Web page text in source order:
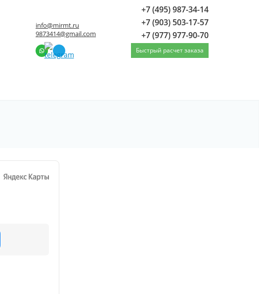
info@mirmt.ru
9873414@gmail.com
+7 (495) 987-34-14
+7 (903) 503-17-57
+7 (977) 977-90-70
Быстрый расчет заказа